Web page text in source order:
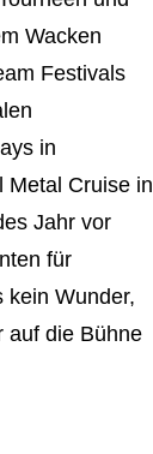
Wacken
Festivals
in
Metal Cruise in
Jahr vor
für
kein Wunder,
auf die Bühne